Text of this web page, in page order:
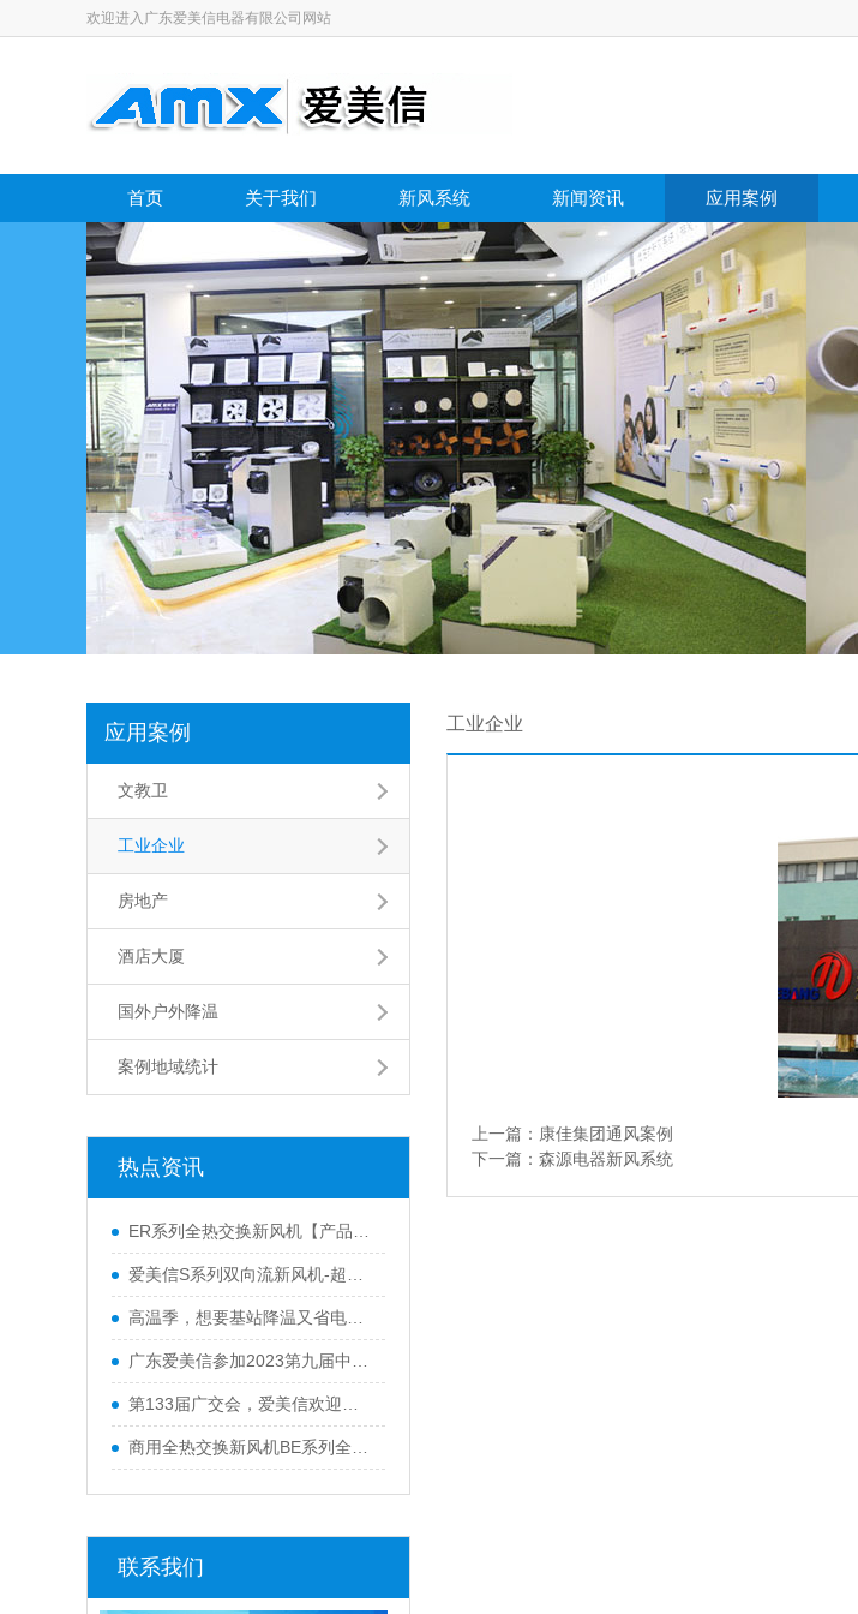
欢迎进入广东爱美信电器有限公司网站
首页 关于我们 新风系统 新闻资讯 应用案例
应用案例
文教卫
工业企业
房地产
酒店大厦
国外户外降温
案例地域统计
热点资讯
ER系列全热交换新风机【产品升级】广东爱美信新风厂家
爱美信S系列双向流新风机-超薄机身 极致静音
高温季，想要基站降温又省电？爱美信有妙招！
广东爱美信参加2023第九届中国室内净化高峰论坛
第133届广交会，爱美信欢迎您的莅临
商用全热交换新风机BE系列全面升级，新增风量段6000~8000m³/h 高品质、更实用！
联系我们
工业企业
上一篇： 康佳集团通风案例
下一篇： 森源电器新风系统